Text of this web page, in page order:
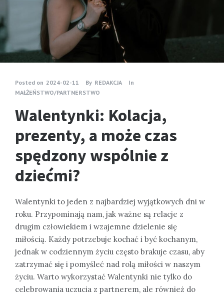
Posted on 2024-02-11 By REDAKCJA
In
MAŁŻEŃSTWO/PARTNERSTWO
Walentynki: Kolacja,
prezenty, a może czas
spędzony wspólnie z
dziećmi?
Walentynki to jeden z najbardziej wyjątkowych dni w
roku. Przypominają nam, jak ważne są relacje z
drugim człowiekiem i wzajemne dzielenie się
miłością. Każdy potrzebuje kochać i być kochanym,
jednak w codziennym życiu często brakuje czasu, aby
zatrzymać się i pomyśleć nad rolą miłości w naszym
życiu. Warto wykorzystać Walentynki nie tylko do
celebrowania uczucia z partnerem, ale również do